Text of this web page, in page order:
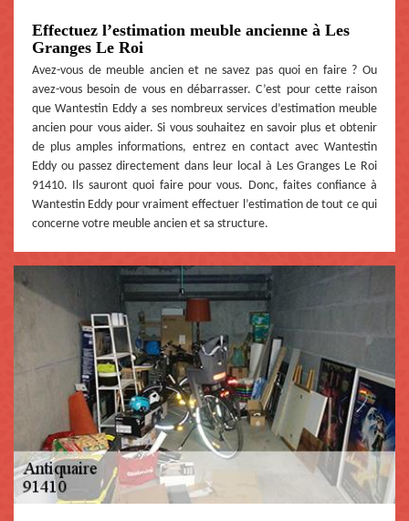
Effectuez l’estimation meuble ancienne à Les
Granges Le Roi
Avez-vous de meuble ancien et ne savez pas quoi en faire ? Ou
avez-vous besoin de vous en débarrasser. C’est pour cette raison
que Wantestin Eddy a ses nombreux services d’estimation meuble
ancien pour vous aider. Si vous souhaitez en savoir plus et obtenir
de plus amples informations, entrez en contact avec Wantestin
Eddy ou passez directement dans leur local à Les Granges Le Roi
91410. Ils sauront quoi faire pour vous. Donc, faites confiance à
Wantestin Eddy pour vraiment effectuer l’estimation de tout ce qui
concerne votre meuble ancien et sa structure.